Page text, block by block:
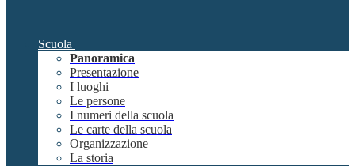
Scuola
Panoramica
Presentazione
I luoghi
Le persone
I numeri della scuola
Le carte della scuola
Organizzazione
La storia